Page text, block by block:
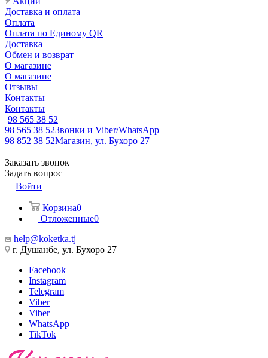
Доставка и оплата
Оплата
Оплата по Единому QR
Доставка
Обмен и возврат
О магазине
О магазине
Отзывы
Контакты
Контакты
98 565 38 52
98 565 38 52Звонки и Viber/WhatsApp
98 852 38 52Магазин, ул. Бухоро 27
Заказать звонок
Задать вопрос
Войти
Корзина0
Отложенные0
help@koketka.tj
г. Душанбе, ул. Бухоро 27
Facebook
Instagram
Telegram
Viber
Viber
WhatsApp
TikTok